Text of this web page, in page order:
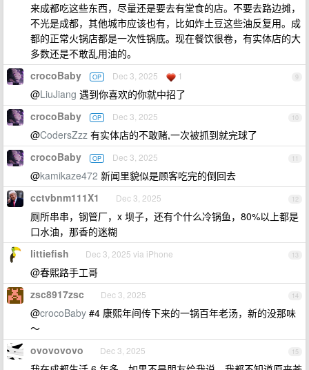
来成都吃这些东西，尽量还是要去有堂食的店。不要去路边摊，
不光是成都，其他城市应该也有，比如炸土豆这些油反复用。成
都的正常火锅店都是一次性锅底。现在餐饮很卷，有实体店的大
多数还是不敢乱用油的。
9
crocoBaby OP Dec 3, 2025 1
@LiuJiang 遇到你喜欢的你就中招了
10
crocoBaby OP Dec 3, 2025
@CodersZzz 有实体店的不敢赌,一次被抓到就完球了
11
crocoBaby OP Dec 3, 2025
@kamikaze472 新闻里貌似是顾客吃完的倒回去
12
cctvbnm111X1 Dec 3, 2025
厕所串串，钢管厂，x 坝子，还有个什么冷锅鱼，80%以上都是
口水油，那香的迷糊
13
littiefish Dec 3, 2025 via iPhone
@春熙路手工哥
14
zsc8917zsc Dec 3, 2025
@crocoBaby #4 康熙年间传下来的一锅百年老汤，新的没那味
～
15
ovovovovo Dec 3, 2025